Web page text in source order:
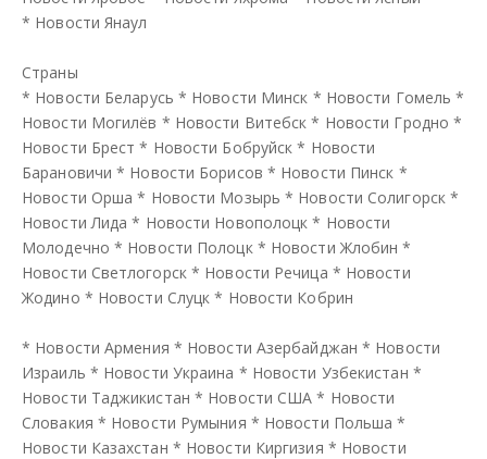
* Новости Янаул
Страны
* Новости Беларусь * Новости Минск * Новости Гомель *
Новости Могилёв * Новости Витебск * Новости Гродно *
Новости Брест * Новости Бобруйск * Новости
Барановичи * Новости Борисов * Новости Пинск *
Новости Орша * Новости Мозырь * Новости Солигорск *
Новости Лида * Новости Новополоцк * Новости
Молодечно * Новости Полоцк * Новости Жлобин *
Новости Светлогорск * Новости Речица * Новости
Жодино * Новости Слуцк * Новости Кобрин
* Новости Армения * Новости Азербайджан * Новости
Израиль * Новости Украина * Новости Узбекистан *
Новости Таджикистан * Новости США * Новости
Словакия * Новости Румыния * Новости Польша *
Новости Казахстан * Новости Киргизия * Новости